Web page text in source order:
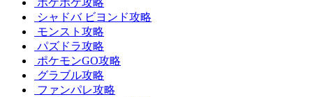
ポケポケ攻略
シャドバ ビヨンド攻略
モンスト攻略
パズドラ攻略
ポケモンGO攻略
グラブル攻略
ファンパレ攻略